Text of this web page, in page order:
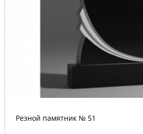
Резной памятник № 51